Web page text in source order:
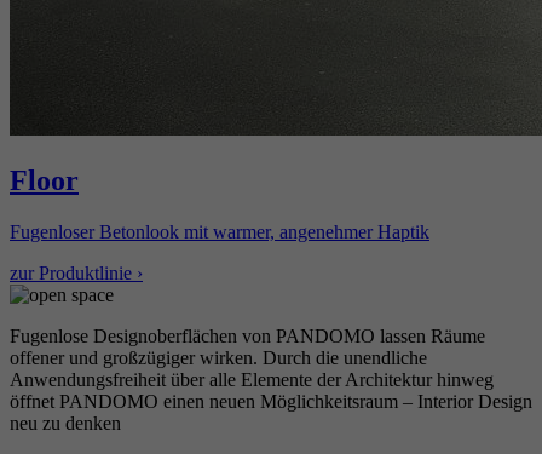
Floor
Fugenloser Betonlook mit warmer, angenehmer Haptik
zur Produktlinie ›
Fugenlose Designoberflächen von PANDOMO lassen Räume
offener und großzügiger wirken. Durch die unendliche
Anwendungsfreiheit über alle Elemente der Architektur hinweg
öffnet PANDOMO einen neuen Möglichkeitsraum – Interior Design
neu zu denken